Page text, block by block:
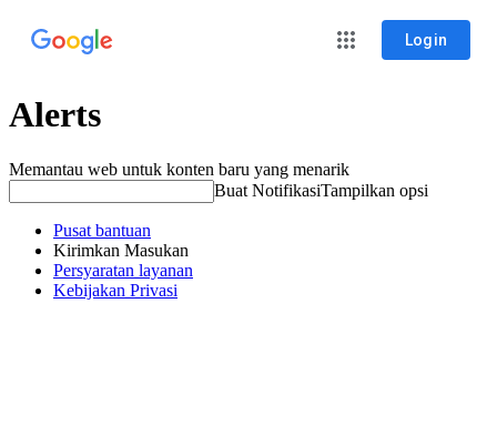
Login
Alerts
Memantau web untuk konten baru yang menarik
Buat NotifikasiTampilkan opsi
Pusat bantuan
Kirimkan Masukan
Persyaratan layanan
Kebijakan Privasi